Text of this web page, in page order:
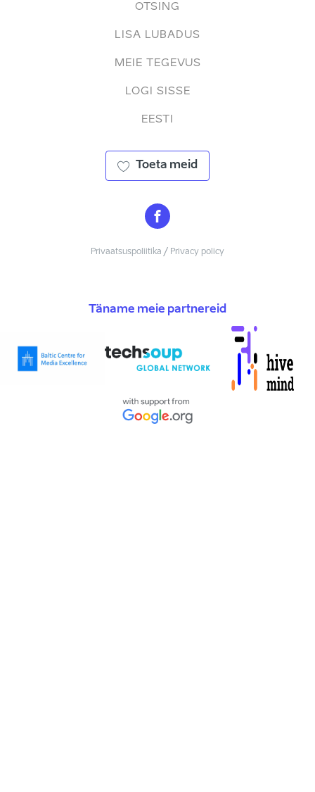
OTSING
LISA LUBADUS
MEIE TEGEVUS
LOGI SISSE
EESTI
Toeta meid
Privaatsuspoliitika / Privacy policy
Täname meie partnereid